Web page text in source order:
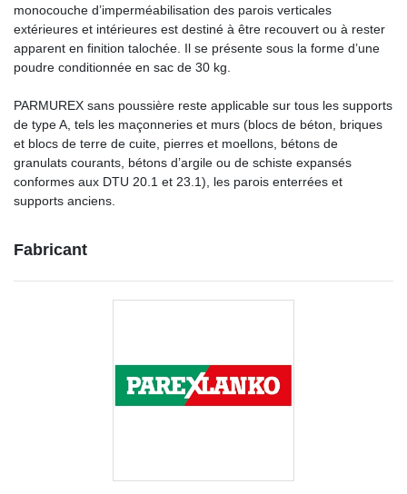
monocouche d’imperméabilisation des parois verticales
extérieures et intérieures est destiné à être recouvert ou à rester
apparent en finition talochée. Il se présente sous la forme d’une
poudre conditionnée en sac de 30 kg.
PARMUREX sans poussière reste applicable sur tous les supports
de type A, tels les maçonneries et murs (blocs de béton, briques
et blocs de terre de cuite, pierres et moellons, bétons de
granulats courants, bétons d’argile ou de schiste expansés
conformes aux DTU 20.1 et 23.1), les parois enterrées et
supports anciens.
Fabricant